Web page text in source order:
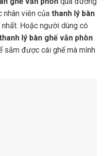
viên của thanh lý bàn
Hoặc người dùng có
lý bàn ghế văn phòn
được cái ghế mà mình